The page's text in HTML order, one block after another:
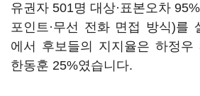
유권자 501명 대상·표본오차
포인트·무선 전화 면접 방식)를
에서 후보들의 지지율은 하정우
한동훈 25%였습니다.